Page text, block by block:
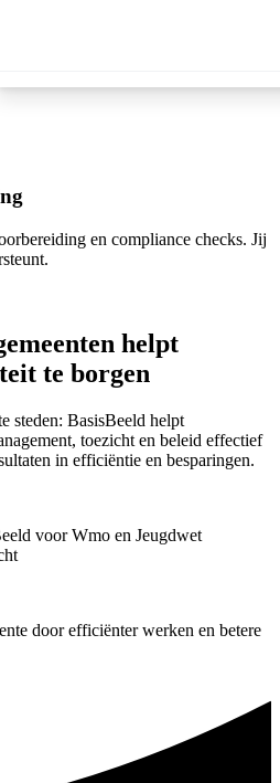
en compliance checks. Jij
helpt
te borgen
steden: BasisBeeld helpt
toezicht en beleid effectief
in efficiëntie en besparingen.
voor Wmo en Jeugdwet
door efficiënter werken en betere